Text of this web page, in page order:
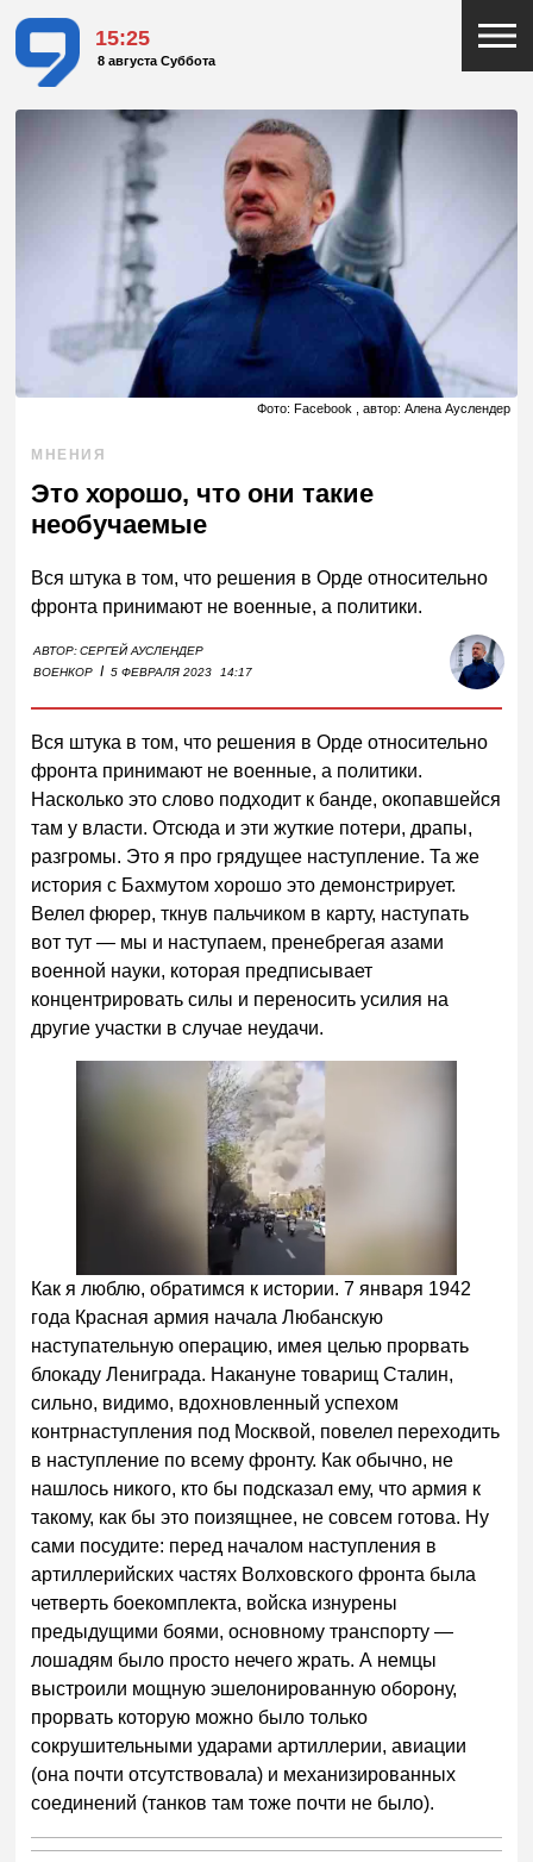
15:25
8 августа Суббота
Фото: Facebook , автор: Алена Ауслендер
МНЕНИЯ
Это хорошо, что они такие
необучаемые
Вся штука в том, что решения в Орде относительно
фронта принимают не военные, а политики.
АВТОР:СЕРГЕЙ АУСЛЕНДЕР
ВОЕНКОР I 5 ФЕВРАЛЯ 2023 14:17
Вся штука в том, что решения в Орде относительно
фронта принимают не военные, а политики.
Насколько это слово подходит к банде, окопавшейся
там у власти. Отсюда и эти жуткие потери, драпы,
разгромы. Это я про грядущее наступление. Та же
история с Бахмутом хорошо это демонстрирует.
Велел фюрер, ткнув пальчиком в карту, наступать
вот тут — мы и наступаем, пренебрегая азами
военной науки, которая предписывает
концентрировать силы и переносить усилия на
другие участки в случае неудачи.
Как я люблю, обратимся к истории. 7 января 1942
года Красная армия начала Любанскую
наступательную операцию, имея целью прорвать
блокаду Лениграда. Накануне товарищ Сталин,
сильно, видимо, вдохновленный успехом
контрнаступления под Москвой, повелел переходить
в наступление по всему фронту. Как обычно, не
нашлось никого, кто бы подсказал ему, что армия к
такому, как бы это поизящнее, не совсем готова. Ну
сами посудите: перед началом наступления в
артиллерийских частях Волховского фронта была
четверть боекомплекта, войска изнурены
предыдущими боями, основному транспорту —
лошадям было просто нечего жрать. А немцы
выстроили мощную эшелонированную оборону,
прорвать которую можно было только
сокрушительными ударами артиллерии, авиации
(она почти отсутствовала) и механизированных
соединений (танков там тоже почти не было).